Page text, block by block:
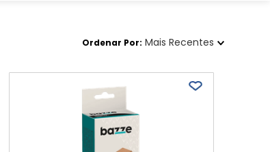
Ordenar Por Mais Recentes